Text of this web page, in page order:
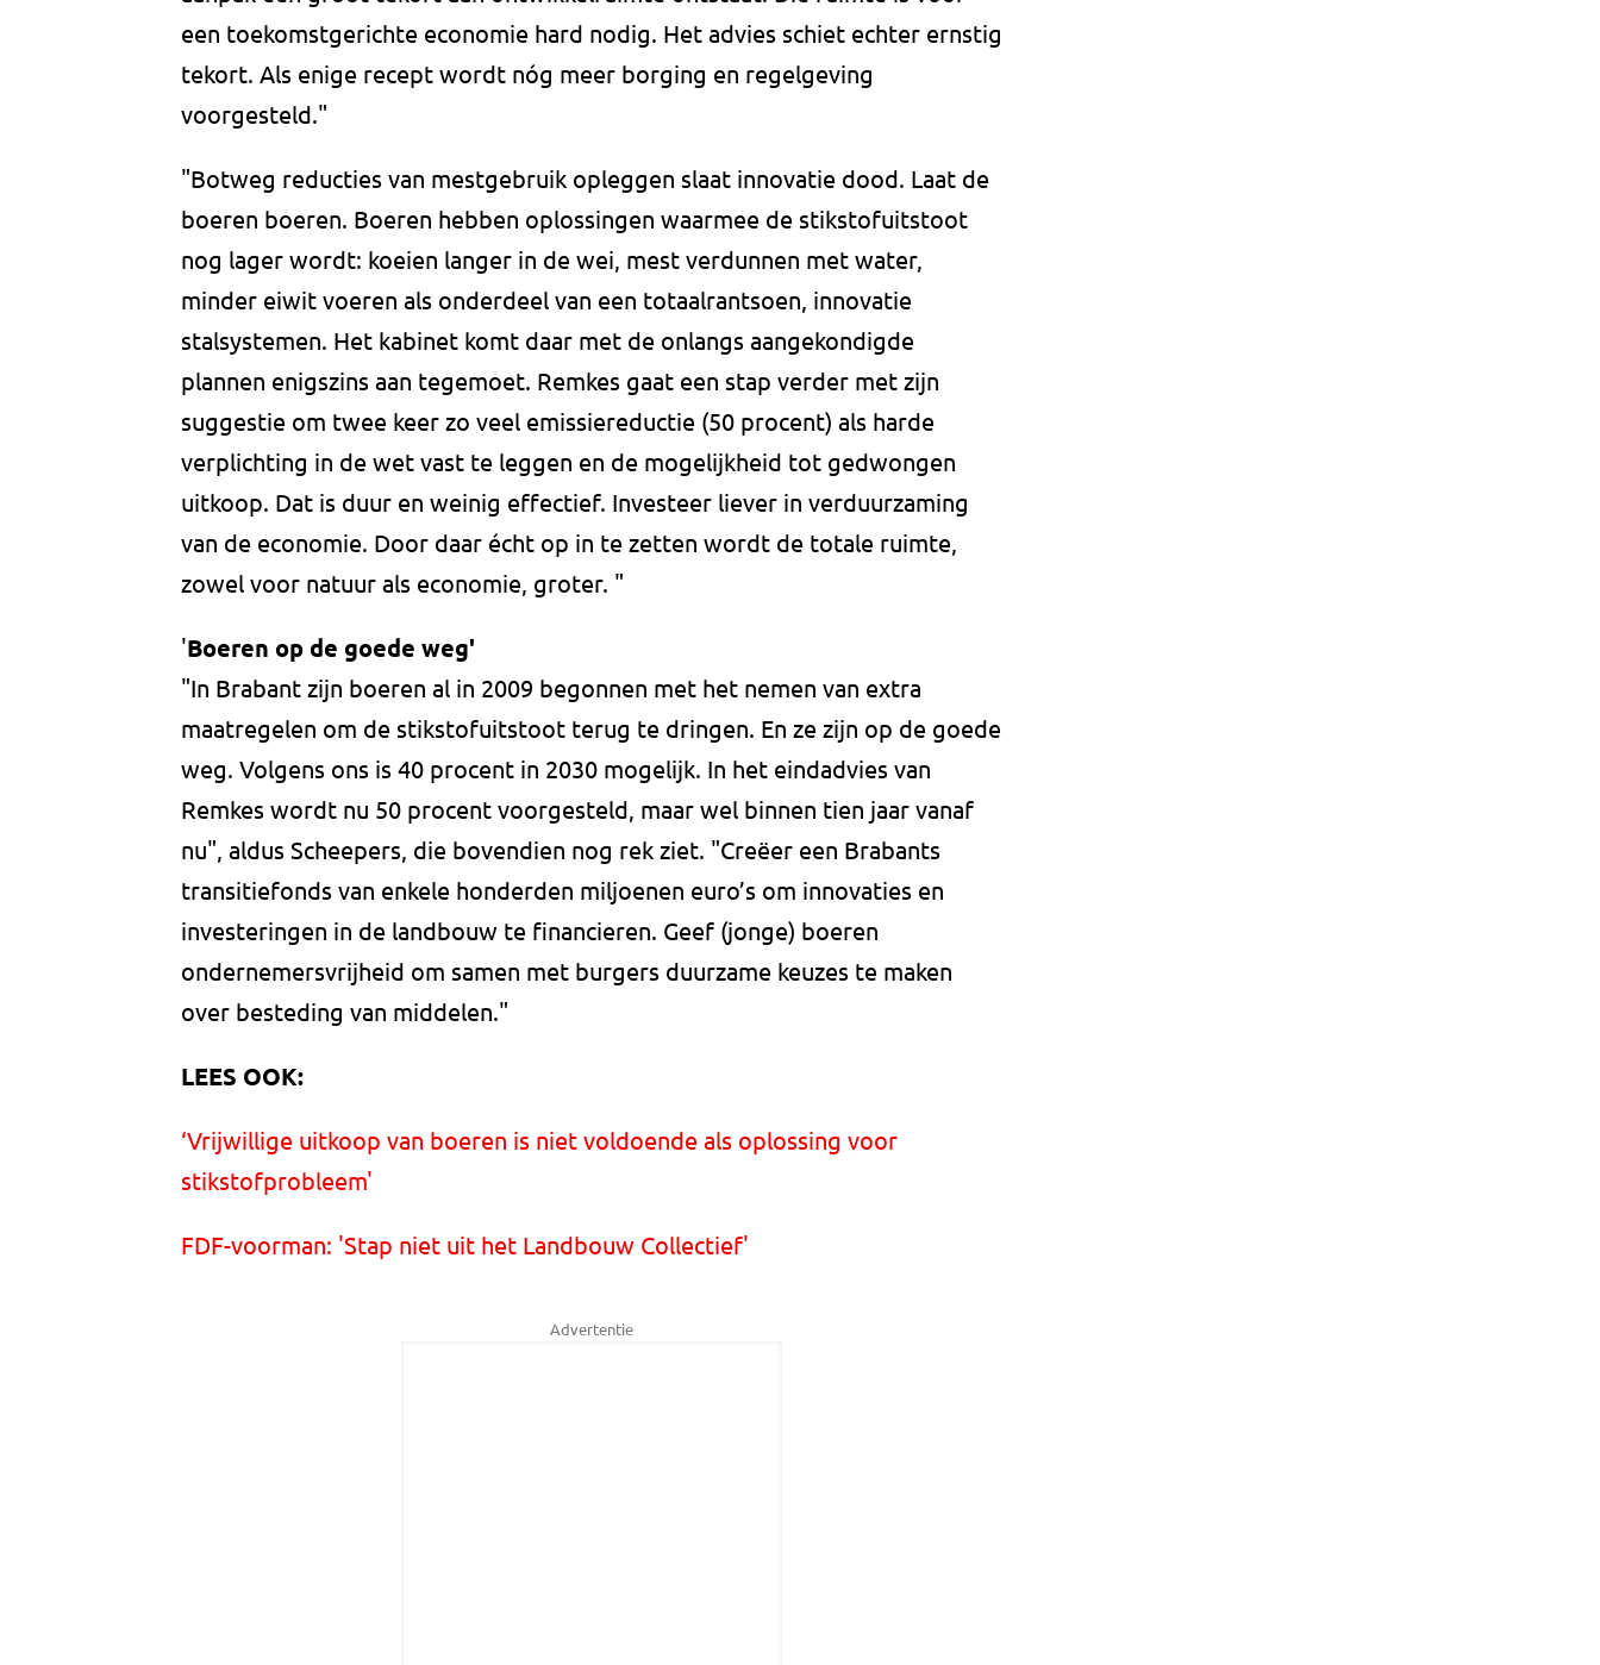
een toekomstgerichte economie hard nodig. Het advies schiet echter ernstig
tekort. Als enige recept wordt nóg meer borging en regelgeving
voorgesteld."
"Botweg reducties van mestgebruik opleggen slaat innovatie dood. Laat de
boeren boeren. Boeren hebben oplossingen waarmee de stikstofuitstoot
nog lager wordt: koeien langer in de wei, mest verdunnen met water,
minder eiwit voeren als onderdeel van een totaalrantsoen, innovatie
stalsystemen. Het kabinet komt daar met de onlangs aangekondigde
plannen enigszins aan tegemoet. Remkes gaat een stap verder met zijn
suggestie om twee keer zo veel emissiereductie (50 procent) als harde
verplichting in de wet vast te leggen en de mogelijkheid tot gedwongen
uitkoop. Dat is duur en weinig effectief. Investeer liever in verduurzaming
van de economie. Door daar écht op in te zetten wordt de totale ruimte,
zowel voor natuur als economie, groter. "
'Boeren op de goede weg'
"In Brabant zijn boeren al in 2009 begonnen met het nemen van extra
maatregelen om de stikstofuitstoot terug te dringen. En ze zijn op de goede
weg. Volgens ons is 40 procent in 2030 mogelijk. In het eindadvies van
Remkes wordt nu 50 procent voorgesteld, maar wel binnen tien jaar vanaf
nu", aldus Scheepers, die bovendien nog rek ziet. "Creëer een Brabants
transitiefonds van enkele honderden miljoenen euro’s om innovaties en
investeringen in de landbouw te financieren. Geef (jonge) boeren
ondernemersvrijheid om samen met burgers duurzame keuzes te maken
over besteding van middelen."
LEES OOK:
‘Vrijwillige uitkoop van boeren is niet voldoende als oplossing voor
stikstofprobleem'
FDF-voorman: 'Stap niet uit het Landbouw Collectief'
Advertentie